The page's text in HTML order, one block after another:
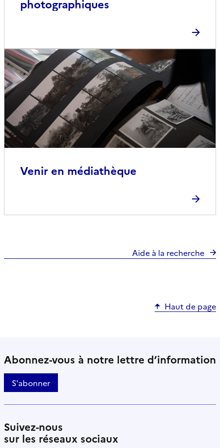
photographiques
Venir en médiathèque
Aide à la recherche
Haut de page
Abonnez-vous à notre lettre d’information
S'abonner
Suivez-nous
sur les réseaux sociaux